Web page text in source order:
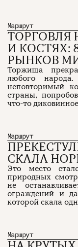
Маршрут
ТОРГОВЛЯ
И КОСТЯХ:
РЫНКОВ
Торжища
любого
неповторимый
страны,
что-то
Маршрут
СКАЛА
Это место
природных
не
ограждений и
которой скала
Маршрут